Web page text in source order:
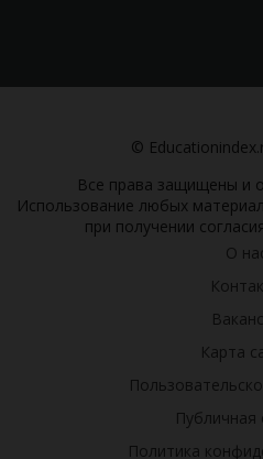
©
Все права защищены и
Использование любых
при получении
О
Карта
Публичная
Политика